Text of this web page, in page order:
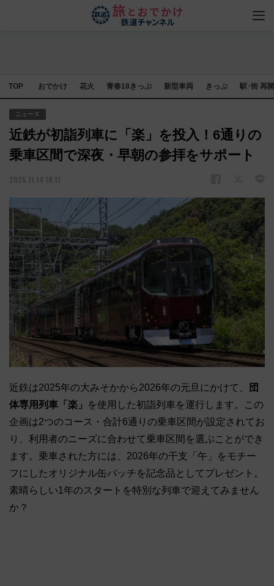
TOP おでかけ 花火 青春18きっぷ 新型車両 きっぷ 駅･街 再
ニュース
近鉄が初詣列車に「楽」を投入！6通りの
乗車区間で深夜・早朝の参拝をサポート
2025.11.14 18:11
近鉄は2025年の大みそかから2026年の元旦にかけて、
団
体専用列車「楽」
を使用した初詣列車を運行します。この
企画は2つのコース・合計6通りの乗車区間が設定されてお
り、利用者のニーズに合わせて乗車区間を選ぶことができ
ます。乗車された方には、2026年の干支「午」をモチー
フにしたオリジナル缶バッチを記念品としてプレゼント。
素晴らしい1年のスタートを特別な列車で迎えてみません
か？